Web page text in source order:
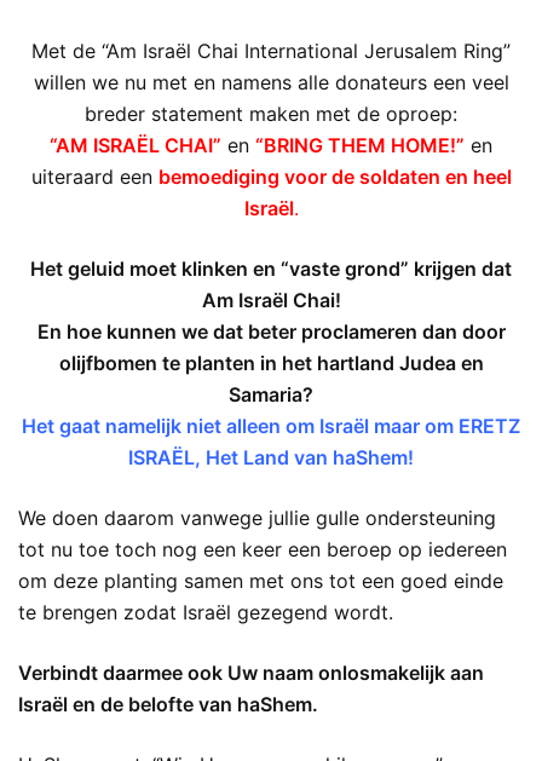
Met de “Am Israël Chai International Jerusalem Ring”
willen we nu met en namens alle donateurs een veel
breder statement maken met de oproep:
“AM ISRAËL CHAI” en “BRING THEM HOME!” en
uiteraard een bemoediging voor de soldaten en heel
Israël.
Het geluid moet klinken en “vaste grond” krijgen dat
Am Israël Chai!
En hoe kunnen we dat beter proclameren dan door
olijfbomen te planten in het hartland Judea en
Samaria?
Het gaat namelijk niet alleen om Israël maar om ERETZ
ISRAËL, Het Land van haShem!
We doen daarom vanwege jullie gulle ondersteuning
tot nu toe toch nog een keer een beroep op iedereen
om deze planting samen met ons tot een goed einde
te brengen zodat Israël gezegend wordt.
Verbindt daarmee ook Uw naam onlosmakelijk aan
Israël en de belofte van haShem.